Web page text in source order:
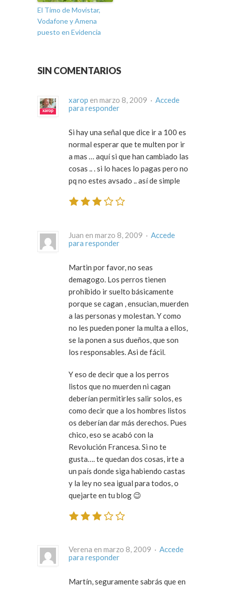
El Timo de Movistar,
Vodafone y Amena
puesto en Evidencia
SIN COMENTARIOS
xarop en marzo 8, 2009 · Accede
para responder
Si hay una señal que dice ir a 100 es
normal esperar que te multen por ir
a mas … aquí si que han cambiado las
cosas .. . si lo haces lo pagas pero no
pq no estes avsado .. así de simple
Juan en marzo 8, 2009 · Accede
para responder
Martin por favor, no seas
demagogo. Los perros tienen
prohibido ir suelto básicamente
porque se cagan , ensucian, muerden
a las personas y molestan. Y como
no les pueden poner la multa a ellos,
se la ponen a sus dueños, que son
los responsables. Asi de fácil.
Y eso de decir que a los perros
listos que no muerden ni cagan
deberían permitirles salir solos, es
como decir que a los hombres listos
os deberían dar más derechos. Pues
chico, eso se acabó con la
Revolución Francesa. Si no te
gusta…. te quedan dos cosas, irte a
un país donde siga habiendo castas
y la ley no sea igual para todos, o
quejarte en tu blog 😉
Verena en marzo 8, 2009 · Accede
para responder
Martín, seguramente sabrás que en